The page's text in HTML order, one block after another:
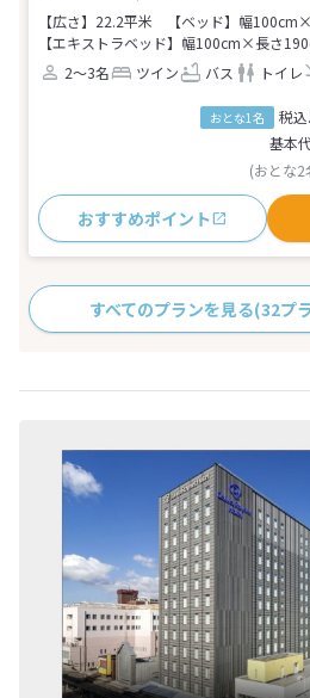
【広さ】22.2平米
【ベッド】幅
【エキストラベッド】幅100cm×長さ
2～3名
ツイン バス トイレ
おとな1名 税込
基本
(おとな
おすすめポイント
すべてのプランを見る(32プ